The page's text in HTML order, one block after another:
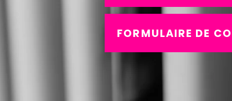
FORMULAIRE DE